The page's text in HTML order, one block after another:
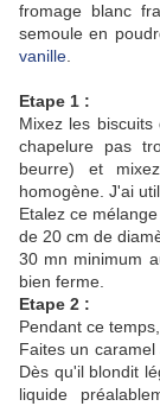
fromage blanc
semoule en
vanille
Etape 1 :
Mixez les
chapelure pas
beurre) et
homogène. J'ai
Etalez ce
de 20 cm de
30 mn minimum
bien ferme.
Etape 2 :
Pendant ce
Faites un
Dès qu'il blondit
liquide